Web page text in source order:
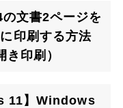
の文書2ページを
印刷する方法
き印刷）
11】Windows